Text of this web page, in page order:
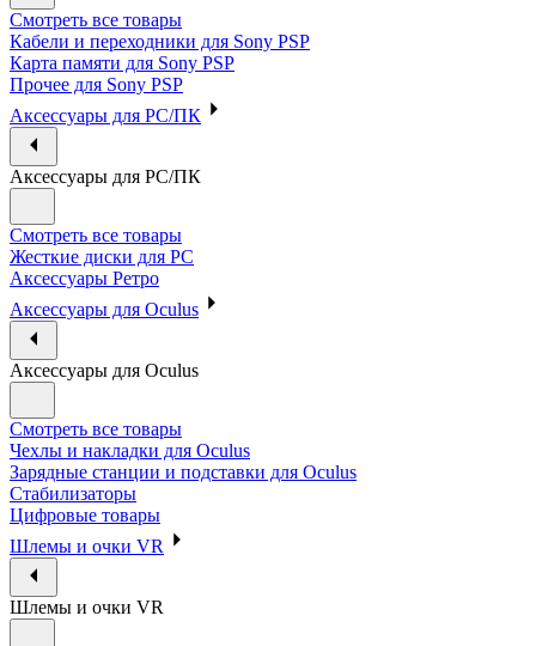
Смотреть все товары
Кабели и переходники для Sony PSP
Карта памяти для Sony PSP
Прочее для Sony PSP
Аксессуары для PC/ПК
Аксессуары для PC/ПК
Смотреть все товары
Жесткие диски для PC
Аксессуары Ретро
Аксессуары для Oculus
Аксессуары для Oculus
Смотреть все товары
Чехлы и накладки для Oculus
Зарядные станции и подставки для Oculus
Стабилизаторы
Цифровые товары
Шлемы и очки VR
Шлемы и очки VR